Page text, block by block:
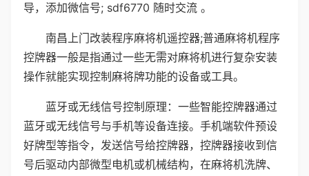
导，添加微信号; sdf6770 随时交流 。
南昌上门改装程序麻将机遥控器;普通麻将机程序
控牌器一般是指通过一些无需对麻将机进行复杂安装
操作就能实现控制麻将牌功能的设备或工具。
蓝牙或无线信号控制原理：一些智能控牌器通过
蓝牙或无线信号与手机等设备连接。手机端软件预设
好牌型等指令，发送信号给控牌器，控牌器接收到信
号后驱动内部微型电机或机械结构，在麻将机洗牌、